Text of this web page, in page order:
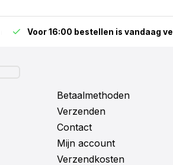
Voor 16:00 bestellen is vandaag
Betaalmethoden
Verzenden
Contact
Mijn account
Verzendkosten